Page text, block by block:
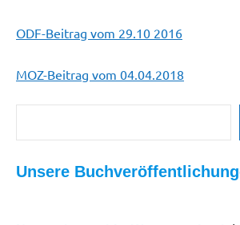
ODF-Beitrag vom 29.10 2016
MOZ-Beitrag vom 04.04.2018
offiziell,
| Kultur |
Unsere